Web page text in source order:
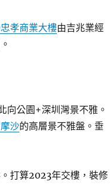
孝商業大樓由吉兆業經
向公園+深圳灣景不雅。
沙的高層景不雅盤。垂
打算2023年交樓，裝修